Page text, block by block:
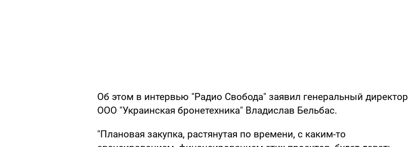
Об этом в интервью "Радио Свобода" заявил генеральный директор
ООО "Украинская бронетехника" Владислав Бельбас.
"Плановая закупка, растянутая по времени, с каким-то